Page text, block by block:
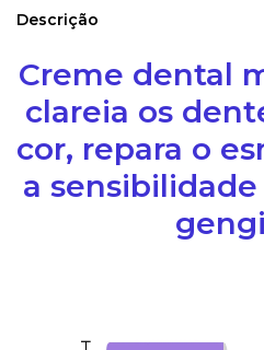
Descrição
Creme dental
clareia os
cor, repara o
a